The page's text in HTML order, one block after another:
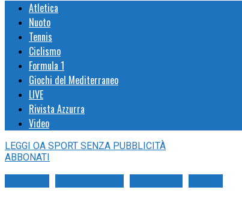
Atletica
Nuoto
Tennis
Ciclismo
Formula 1
Giochi del Mediterraneo
LIVE
Rivista Azzurra
Video
LEGGI OA SPORT SENZA PUBBLICITÀ
ABBONATI